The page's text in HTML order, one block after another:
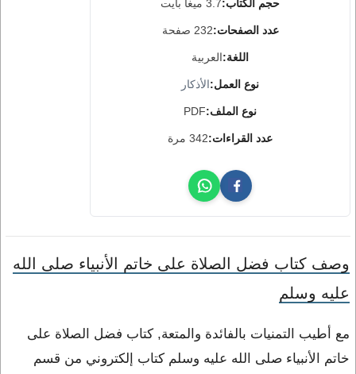
حجم الكتاب:3.7 ميغا بايت
عدد الصفحات:232 صفحة
اللغة:العربية
نوع العمل:الأذكار
نوع الملف:PDF
عدد القراءات:342 مرة
وصف كتاب فضل الصلاة على خاتم الأنبياء صلى الله
عليه وسلم
مع أطيب التمنيات بالفائدة والمتعة, كتاب فضل الصلاة على
خاتم الأنبياء صلى الله عليه وسلم كتاب إلكتروني من قسم